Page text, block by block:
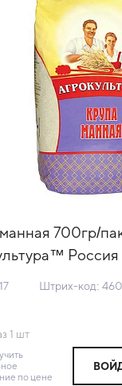
700гр/
Штрих-код:
1 шт
по цене